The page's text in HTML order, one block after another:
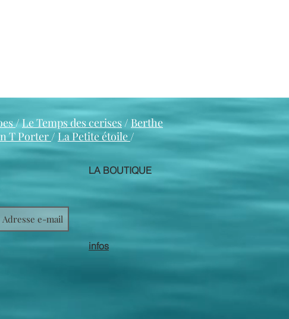
/Le Temps des cerises/ Berthe
T Porter / La Petite étoile/
LA BOUTIQUE
infos